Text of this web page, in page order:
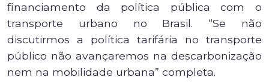
financiamento da política pública com o
transporte urbano no Brasil. “Se não
discutirmos a política tarifária no transporte
público não avançaremos na descarbonização
nem na mobilidade urbana” completa.